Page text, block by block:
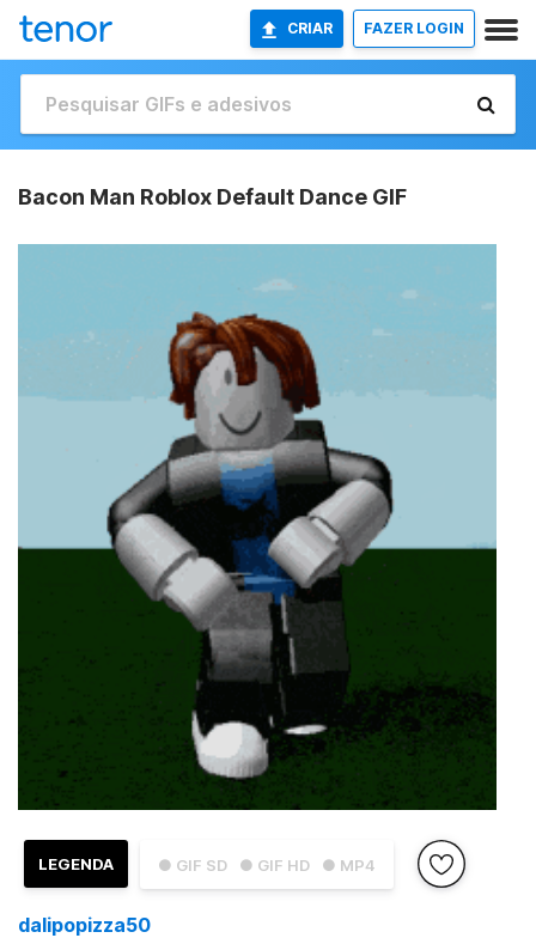
CRIAR FAZER LOGIN
Bacon Man Roblox Default Dance GIF
● GIF SD ● GIF HD ● MP4
LEGENDA
dalipopizza50